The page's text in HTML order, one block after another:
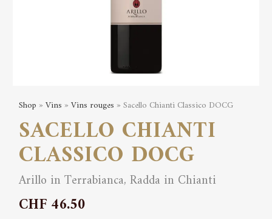
Shop »Vins »Vins rouges » Sacello Chianti Classico DOCG
SACELLO CHIANTI
CLASSICO DOCG
Arillo in Terrabianca, Radda in Chianti
CHF46.50